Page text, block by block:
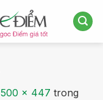
500 × 447 trong